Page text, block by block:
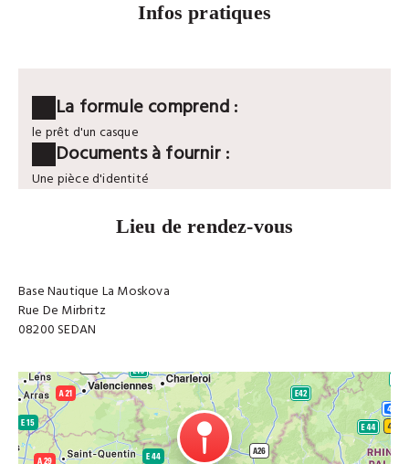
Infos pratiques
La formule comprend :
le prêt d'un casque
Documents à fournir :
Une pièce d'identité
Lieu de rendez-vous
Base Nautique La Moskova
Rue De Mirbritz
08200 SEDAN